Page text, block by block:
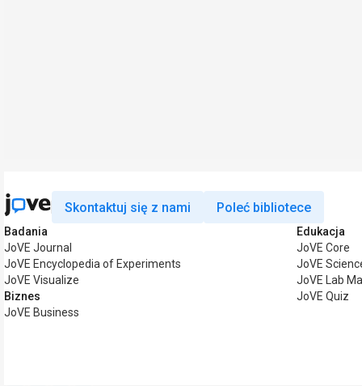
Skontaktuj się z nami Poleć bibliotece
Badania
JoVE Journal
JoVE Encyclopedia of Experiments
JoVE Visualize
Biznes
JoVE Business
Edukacja
JoVE Core
JoVE
JoVE Lab
JoVE Quiz